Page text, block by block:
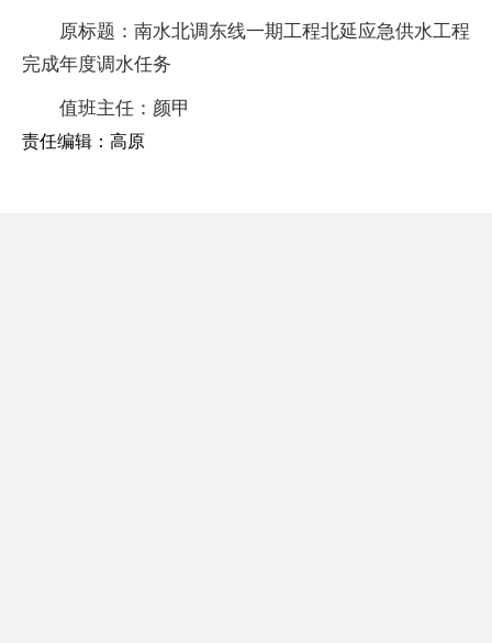
原标题：南水北调东线一期工程北延应急供水工程
完成年度调水任务
值班主任：颜甲
责任编辑：高原